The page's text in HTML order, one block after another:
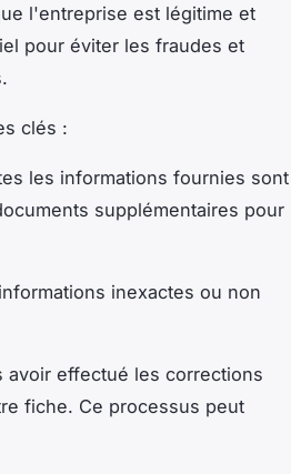
l'entreprise est légitime et
pour éviter les fraudes et
clés :
les informations fournies sont
supplémentaires pour
inexactes ou non
avoir effectué les corrections
fiche. Ce processus peut